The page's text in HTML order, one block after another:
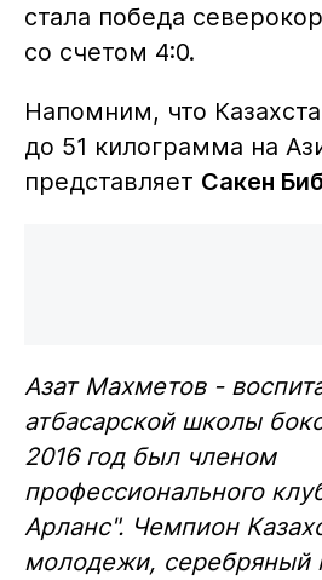
стала победа
со счетом 4:0.
Напомним, что
до 51 килограмма на
представляет Сакен
Азат Махметов -
атбасарской школы
2016 год был членом
профессионального
Арланс". Чемпион
молодежи, серебряный